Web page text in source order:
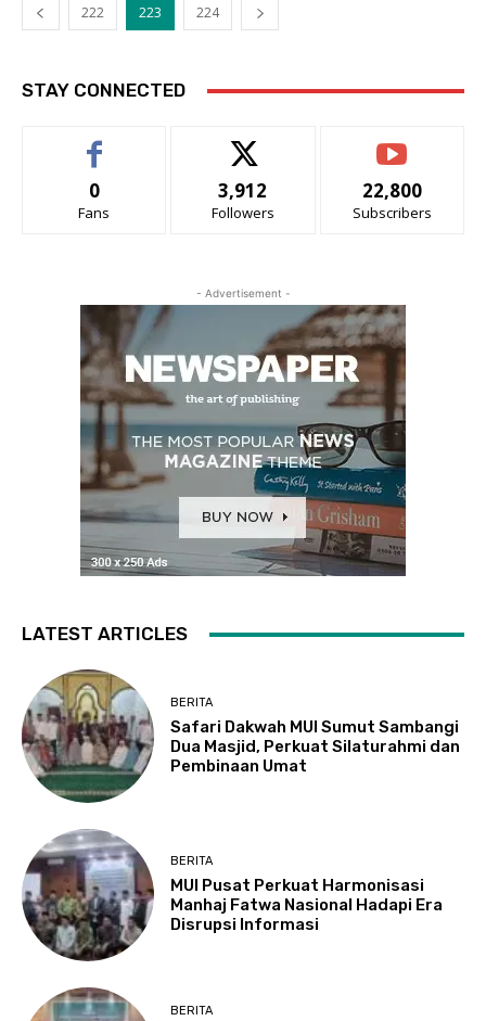
222 223 224
STAY CONNECTED
0
Fans
3,912
Followers
22,800
Subscribers
- Advertisement -
LATEST ARTICLES
BERITA
Safari Dakwah MUI Sumut Sambangi
Dua Masjid, Perkuat Silaturahmi dan
Pembinaan Umat
BERITA
MUI Pusat Perkuat Harmonisasi
Manhaj Fatwa Nasional Hadapi Era
Disrupsi Informasi
BERITA